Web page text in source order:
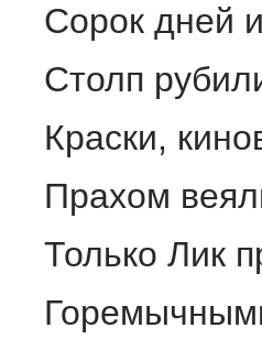
Сорок дней
Столп
Краски,
Прахом
Только Лик